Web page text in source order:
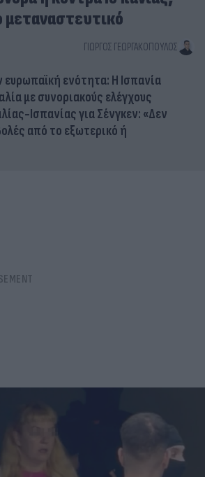
μεταναστευτικό
ΓΙΏΡΓΟΣ ΓΕΩΡΓΑΚΌΠΟΥΛΟΣ
ευρωπαϊκή ενότητα: Η Ισπανία
με συνοριακούς ελέγχους
Ισπανίας για Σένγκεν: «Δεν
από το εξωτερικό ή